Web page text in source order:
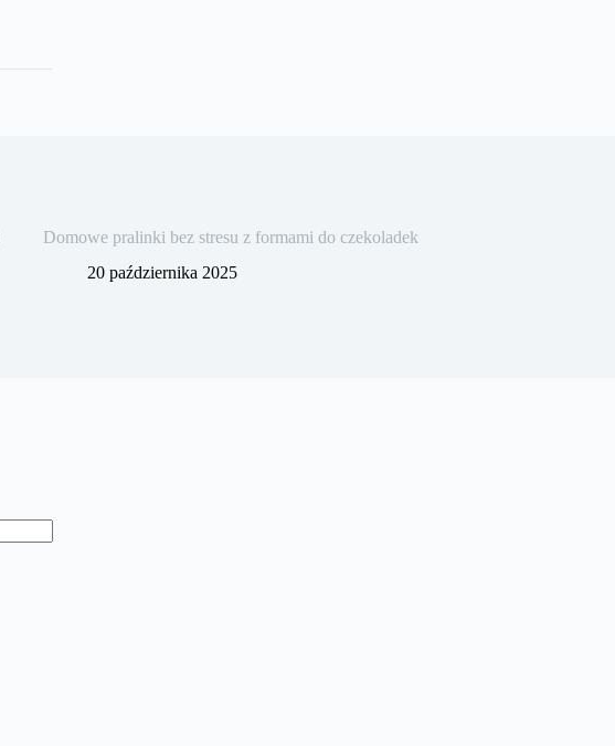
Domowe pralinki bez stresu z formami do czekoladek
20 października 2025